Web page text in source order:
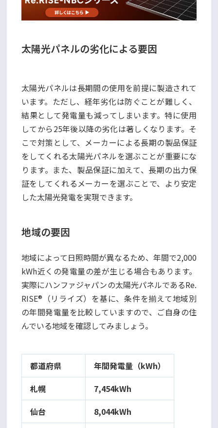
太陽光パネルの劣化による要因
太陽光パネルは長期間の使用を前提に製造されて
います。ただし、経年劣化は防ぐことが難しく、
結果として発電量も減ってしまいます。特に使用
してから25年後以降の劣化は著しくなります。そ
こで対策として、メーカーによる長期の製品保証
をしてくれる太陽光パネルを選ぶことが重要にな
ります。また、製品保証に加えて、長期の出力保
証をしてくれるメーカーを選ぶことで、より安定
した太陽光発電を実現できます。
地域の要因
地域によって日照時間が異なるため、年間で2,000
kWh近くの発電量の差が生じる場合もあります。
実際にハンファジャパンの太陽光パネルであるRe.
RISE®（リライズ）を基に、条件を揃えて地域別
の年間発電量を比較していますので、ご自身の住
んでいる地域を確認してみましょう。
都道府県
年間発電量（kWh）
札幌
7,454kWh
仙台
8,044kWh